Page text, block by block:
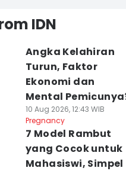
IDN
Angka Kelahiran
Turun, Faktor
Ekonomi dan
Mental
10 Aug 2026, 12:43 WIB
Pregnancy
7 Model Rambut
yang Cocok untuk
Mahasiswi, Simpel